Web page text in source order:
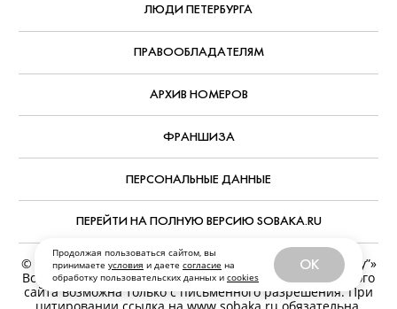
Продолжая пользоваться сайтом, вы
принимаете условия и даете согласие на
обработку пользовательских данных и cookies
OK
КОММЕНТАРИИ
О СОБАКА.RU
ВАКАНСИИ